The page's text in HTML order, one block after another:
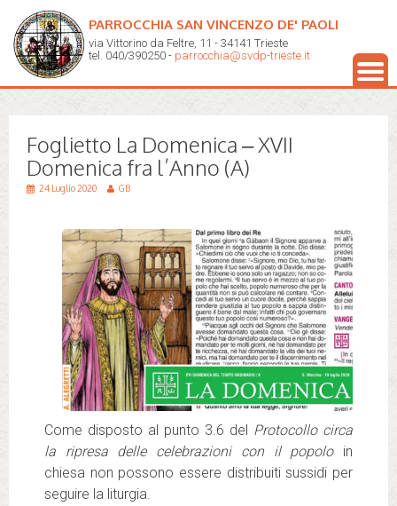
PARROCCHIA SAN VINCENZO DE' PAOLI
via Vittorino da Feltre, 11 - 34141 Trieste
tel. 040/390250 - parrocchia@svdp-trieste.it
Foglietto La Domenica – XVII
Domenica fra l’Anno (A)
24 Luglio 2020 GB
Come disposto al punto 3.6 del Protocollo circa
la ripresa delle celebrazioni con il popolo in
chiesa non possono essere distribuiti sussidi per
seguire la liturgia.